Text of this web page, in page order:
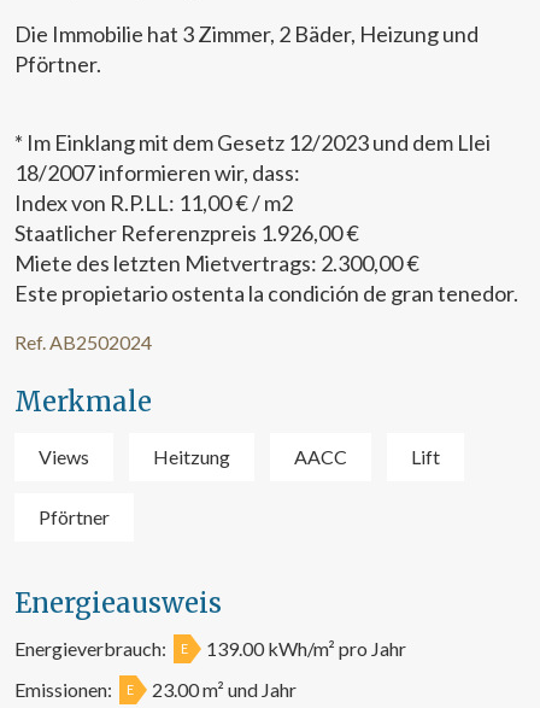
Die Immobilie hat 3 Zimmer, 2 Bäder, Heizung und
Pförtner.
* Im Einklang mit dem Gesetz 12/2023 und dem Llei
18/2007 informieren wir, dass:
Index von R.P.LL: 11,00 € / m2
Staatlicher Referenzpreis 1.926,00 €
Miete des letzten Mietvertrags: 2.300,00 €
Este propietario ostenta la condición de gran tenedor.
Ref. AB2502024
Merkmale
Views Heitzung AACC Lift
Pförtner
Energieausweis
Energieverbrauch: E
139.00 kWh/m² pro Jahr
Emissionen:
E 23.00 m² und Jahr
Cookies ändern
Technik und Funktional
verbessern. Wenn Sie weiter surfen, akzeptieren Sie deren
Installation. Der Benutzer hat die Möglichkeit, seinen
Browser zu konfigurieren und auf Wunsch zu verhindern,
dass er auf seiner Festplatte installiert wird, obwohl er
bedenken muss, dass dies zu Schwierigkeiten beim
Navigieren auf der Website führen kann.